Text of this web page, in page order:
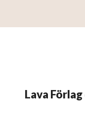
Lava